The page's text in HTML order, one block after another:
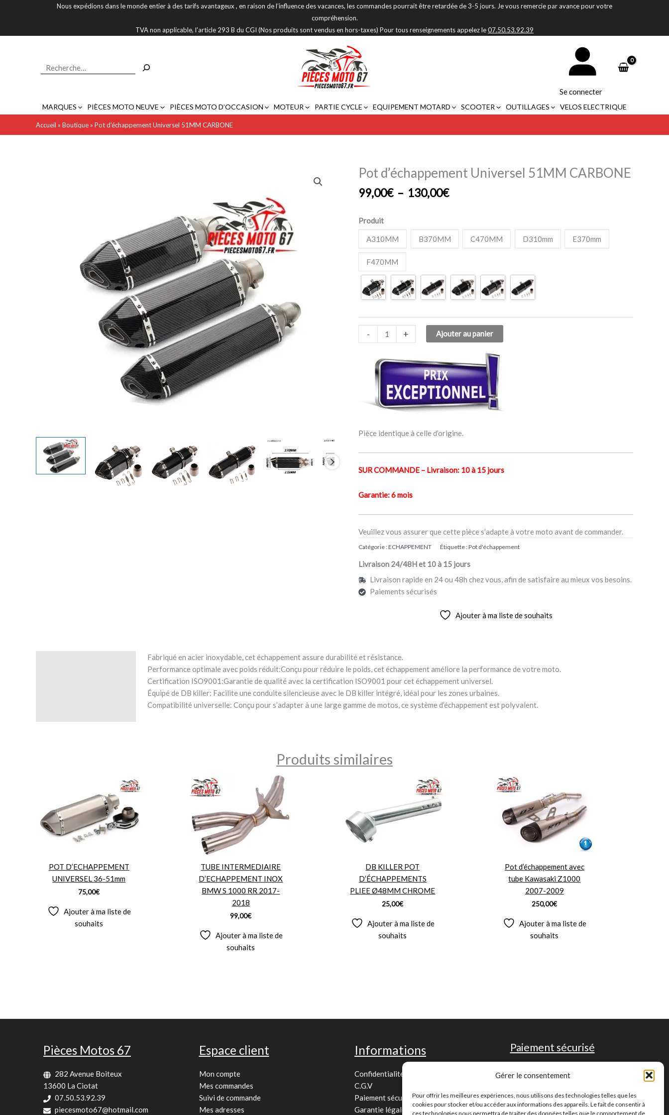
Gérer le consentement
Pour offrir les meilleures expériences, nous utilisons des technologies telles que les
cookies pour stocker et/ou accéder aux informations des appareils. Le fait de consentir à
ces technologies nous permettra de traiter des données telles que le comportement de
Nous expédions dans le monde entier à des tarifs avantageux , en raison de l’influence des vacances, les commandes pourrait être retardée de 3-5 jours. Je vous remercie par avance pour votre
compréhension.
TVA non applicable, l'article 293 B du CGI (Nos produits sont vendus en hors-taxes) Pour tous renseignements appelez le07.50.53.92.39
Se connecter
MARQUES PIÈCES MOTO NEUVE PIÈCES MOTO D’OCCASION MOTEUR PARTIE CYCLE EQUIPEMENT MOTARD SCOOTER OUTILLAGES VELOS ELECTRIQUE
Accueil » Boutique » Pot d’échappement Universel 51MM CARBONE
Pot d’échappement Universel 51MM CARBONE
99,00€ – 130,00€
Plage
prix :
130,00€
Produit
A310MM B370MM C470MM D310mm E370mm
F470MM
-
quantité
Pot
Universel
51MM
CARBONE
+ Ajouter au panier
Pièce identique à celle d’origine.
SUR COMMANDE – Livraison: 10 à 15 jours
Garantie: 6 mois
Veuillez vous assurer que cette pièce s’adapte à votre moto avant de commander.
Catégorie :ECHAPPEMENT Étiquette :Pot d'échappement
Livraison 24/48H et 10 à 15 jours
Livraison rapide en 24 ou 48h chez vous, afin de satisfaire au mieux vos besoins.
Paiements sécurisés
Ajouter à ma liste de souhaits
Fabriqué en acier inoxydable, cet échappement assure durabilité et résistance.
Performance optimale avec poids réduit:Conçu pour réduire le poids, cet échappement améliore la performance de votre moto.
Certification ISO9001:Garantie de qualité avec la certification ISO9001 pour cet échappement universel.
Équipé de DB killer: Facilite une conduite silencieuse avec le DB killer intégré, idéal pour les zones urbaines.
Compatibilité universelle: Conçu pour s’adapter à une large gamme de motos, ce système d’échappement est polyvalent.
Produits similaires
POT D’ECHAPPEMENT
UNIVERSEL 36-51mm
75,00€
Ajouter à ma liste de
souhaits
TUBE INTERMEDIAIRE
D’ECHAPPEMENT INOX
BMW S 1000 RR 2017-
2018
99,00€
Ajouter à ma liste de
souhaits
DB KILLER POT
D’ÉCHAPPEMENTS
PLIEE Ø48MM CHROME
25,00€
Ajouter à ma liste de
souhaits
Pot d’échappement avec
tube Kawasaki Z1000
2007-2009
250,00€
Ajouter à ma liste de
souhaits
Pièces Motos 67
282 Avenue Boiteux
13600 La Ciotat
07.50.53.92.39
piecesmoto67@hotmail.com
Espace client
Mon compte
Mes commandes
Suivi de commande
Mes adresses
Informations
Confidentialité
C.G.V
Paiement sécurisé
Garantie légale
Paiement sécurisé